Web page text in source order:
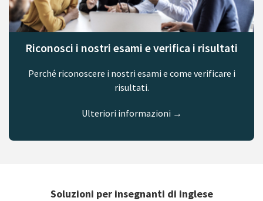
Riconosci i nostri esami e verifica i risultati
Perché riconoscere i nostri esami e come verificare i
risultati.
Ulteriori informazioni →
Soluzioni per insegnanti di inglese